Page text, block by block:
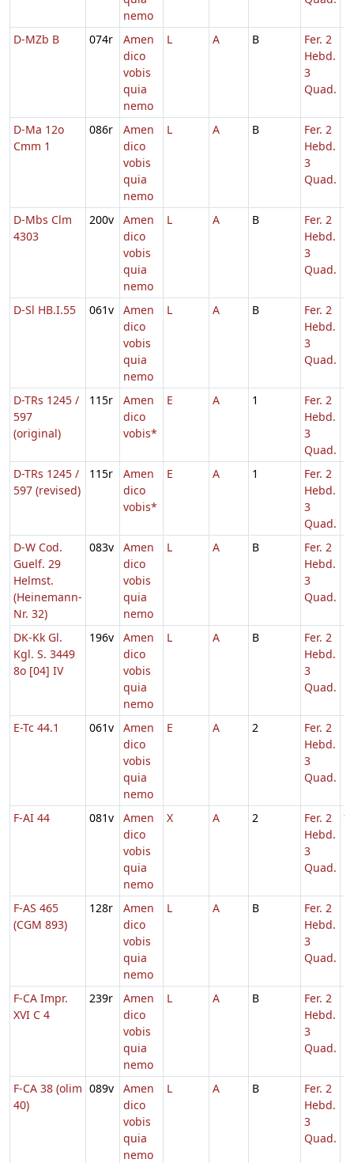
nemo
D-MZb B 074r
Amen
dico
vobis
quia
nemo
L A B
Fer. 2
Hebd.
3
Quad.
D-Ma 12o
Cmm 1
086r
Amen
dico
vobis
quia
nemo
L A B
Fer. 2
Hebd.
3
Quad.
D-Mbs Clm
4303
200v
Amen
dico
vobis
quia
nemo
L A B
Fer. 2
Hebd.
3
Quad.
D-Sl HB.I.55 061v
Amen
dico
vobis
quia
nemo
L A B
Fer. 2
Hebd.
3
Quad.
D-TRs 1245 /
597
(original)
115r
Amen
dico
vobis*
E A 1
Fer. 2
Hebd.
3
Quad.
D-TRs 1245 /
597 (revised)
115r
Amen
dico
vobis*
E A 1
Fer. 2
Hebd.
3
Quad.
D-W Cod.
Guelf. 29
Helmst.
(Heinemann-
Nr. 32)
083v
Amen
dico
vobis
quia
nemo
L A B
Fer. 2
Hebd.
3
Quad.
DK-Kk Gl.
Kgl. S. 3449
8o [04] IV
196v
Amen
dico
vobis
quia
nemo
L A B
Fer. 2
Hebd.
3
Quad.
E-Tc 44.1 061v
Amen
dico
vobis
quia
nemo
E A 2
Fer. 2
Hebd.
3
Quad.
F-AI 44 081v
Amen
dico
vobis
quia
nemo
X A 2
Fer. 2
Hebd.
3
Quad.
*
F-AS 465
(CGM 893)
128r
Amen
dico
vobis
quia
nemo
L A B
Fer. 2
Hebd.
3
Quad.
F-CA Impr.
XVI C 4
239r
Amen
dico
vobis
quia
nemo
L A B
Fer. 2
Hebd.
3
Quad.
F-CA 38 (olim
40)
089v
Amen
dico
vobis
quia
nemo
L A B
Fer. 2
Hebd.
3
Quad.